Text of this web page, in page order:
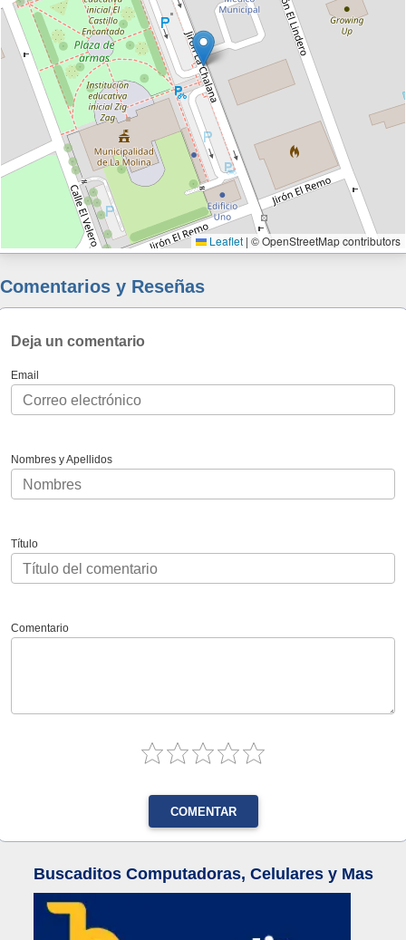
Leaflet | © OpenStreetMap contributors
Comentarios y Reseñas
Deja un comentario
Email
Nombres y Apellidos
Título
Comentario
COMENTAR
Buscaditos Computadoras, Celulares y Mas